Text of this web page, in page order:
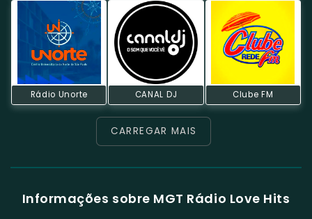
Rádio Unorte CANAL DJ Clube FM
CARREGAR MAIS
Informações sobre MGT Rádio Love Hits